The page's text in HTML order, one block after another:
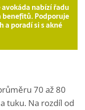
nabízí řadu
Podporuje
a poradí si s akné
70 až 80
tuku. Na rozdíl od